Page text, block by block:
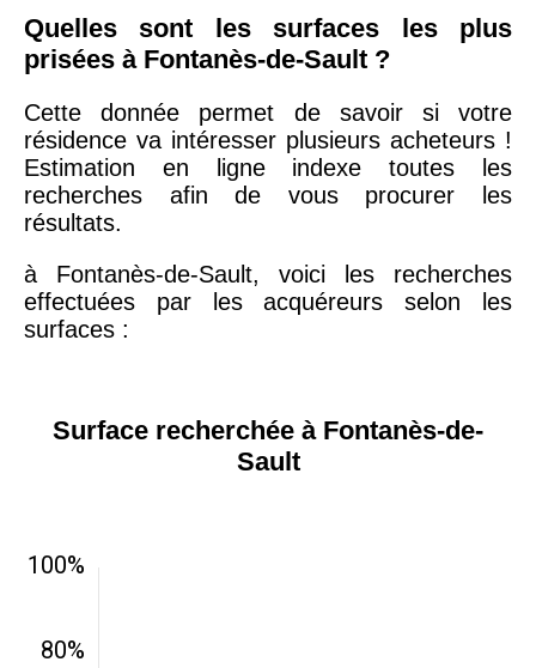
Quelles sont les surfaces les plus
prisées à Fontanès-de-Sault ?
Cette donnée permet de savoir si votre
résidence va intéresser plusieurs acheteurs !
Estimation en ligne indexe toutes les
recherches afin de vous procurer les
résultats.
à Fontanès-de-Sault, voici les recherches
effectuées par les acquéreurs selon les
surfaces :
Surface recherchée à Fontanès-de-
Sault